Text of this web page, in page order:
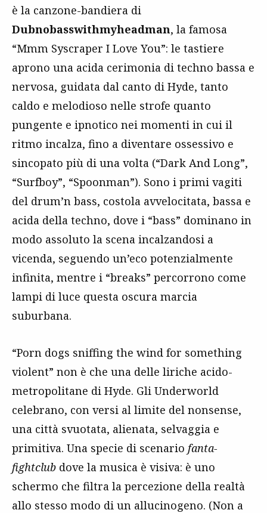
è la canzone-bandiera di
Dubnobasswithmyheadman, la famosa
“Mmm Syscraper I Love You”: le tastiere
aprono una acida cerimonia di techno bassa e
nervosa, guidata dal canto di Hyde, tanto
caldo e melodioso nelle strofe quanto
pungente e ipnotico nei momenti in cui il
ritmo incalza, fino a diventare ossessivo e
sincopato più di una volta (“Dark And Long”,
“Surfboy”, “Spoonman”). Sono i primi vagiti
del drum’n bass, costola avvelocitata, bassa e
acida della techno, dove i “bass” dominano in
modo assoluto la scena incalzandosi a
vicenda, seguendo un’eco potenzialmente
infinita, mentre i “breaks” percorrono come
lampi di luce questa oscura marcia
suburbana.
“Porn dogs sniffing the wind for something
violent” non è che una delle liriche acido-
metropolitane di Hyde. Gli Underworld
celebrano, con versi al limite del nonsense,
una città svuotata, alienata, selvaggia e
primitiva. Una specie di scenario fanta-
fightclub dove la musica è visiva: è uno
schermo che filtra la percezione della realtà
allo stesso modo di un allucinogeno. (Non a